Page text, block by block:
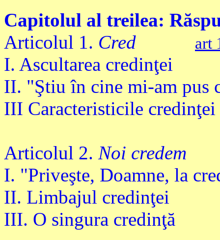
Capitolul al treilea:
Articolul 1. Cred art
I. Ascultarea credinţei
II. "Ştiu în cine mi-am pus
III Caracteristicile credinţei
Articolul 2. Noi credem
I. "Priveşte, Doamne, la
II. Limbajul credinţei
III. O singura credinţă